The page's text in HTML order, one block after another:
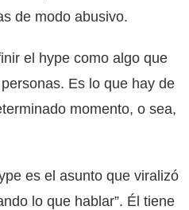
de modo abusivo.
el hype como algo que
Es lo que hay de
momento, o sea,
es el asunto que viralizó
lo que hablar”. Él tiene